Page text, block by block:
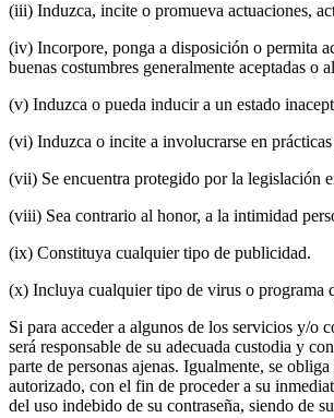
(iii) Induzca, incite o promueva actuaciones,
(iv) Incorpore, ponga a disposición o permita
buenas costumbres generalmente aceptadas o
(v) Induzca o pueda inducir a un estado
(vi) Induzca o incite a involucrarse en
(vii) Se encuentra protegido por la legislación
(viii) Sea contrario al honor, a la intimidad
(ix) Constituya cualquier tipo de publicidad.
(x) Incluya cualquier tipo de virus o programa
Si para acceder a algunos de los servicios y/o
será responsable de su adecuada custodia y
parte de personas ajenas. Igualmente, se
autorizado, con el fin de proceder a su
del uso indebido de su contraseña, siendo de